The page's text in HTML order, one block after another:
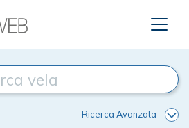
Ricerca Avanzata